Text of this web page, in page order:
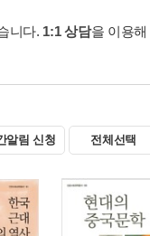
니다. 1:1 상담을 이용
알림 신청 전체선택